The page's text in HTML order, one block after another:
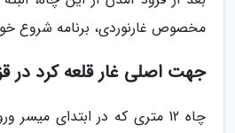
مخصوص غارنوردی، برنامه شروع
جهت اصلی غار قلعه کرد در
چاه 12 متری که در ابتدای